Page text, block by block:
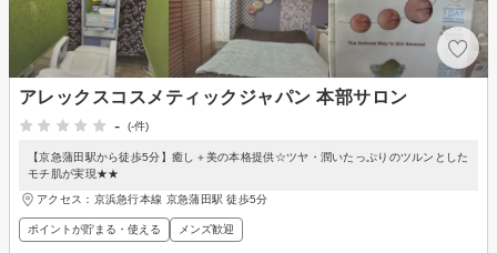
アレックスコスメティックジャパン 本部サロン
-
(-件)
【京急蒲田駅から徒歩5分】癒し＋美の本格提供☆ツヤ・潤いたっぷりのツルンとした
モチ肌が実現★★
アクセス：京浜急行本線 京急蒲田駅 徒歩5分
ポイントが貯まる・使える メンズ歓迎